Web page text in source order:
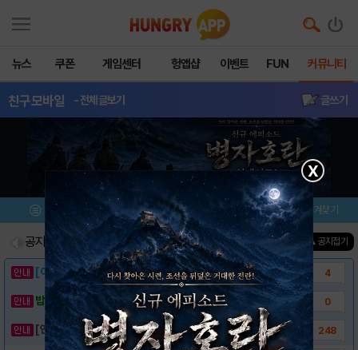
뉴스 쿠폰 게임센터 헝앱샵 이벤트 FUN 커뮤니티
친구모바일 - 전체글보기 글쓰기
이벤트/미션 설치/평가 즐겨찾기
공지사항 진행중인 이벤트0건 ▲ 공지접기
[이벤트] 웃음으로 매일매일 해피! 유머 게시.. 4
밥알이의 헝앱통신 ⑲ “밥알이, 드디어 멀티를.. 0
[안내] 헝그리앱 필수 상식! 밥알 획득 안내.. 248
X